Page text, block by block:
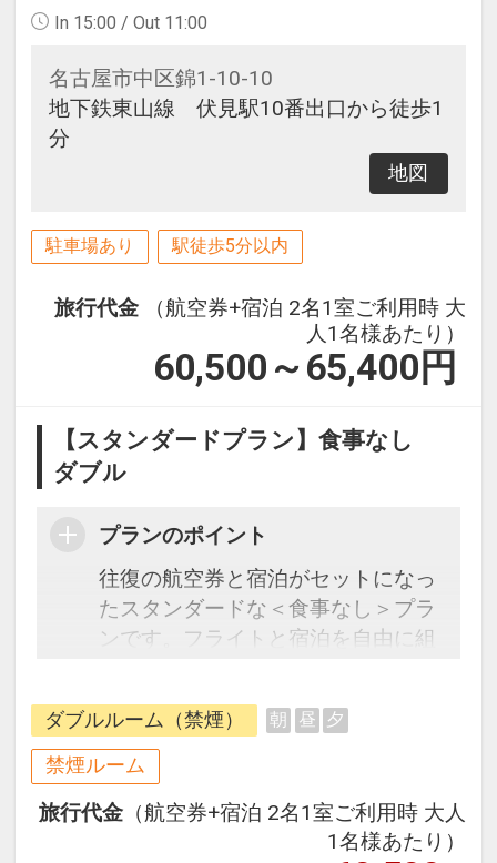
In 15:00 / Out 11:00
名古屋市中区錦1-10-10
地下鉄東山線 伏見駅10番出口から徒歩1
分
地図
駐車場あり 駅徒歩5分以内
旅行代金
（航空券+宿泊 2名1室ご利用時 大
人1名様あたり）
60,500～65,400 円
【スタンダードプラン】食事なし
ダブル
プランのポイント
往復の航空券と宿泊がセットになっ
たスタンダードな＜食事なし＞プラ
ンです。フライトと宿泊を自由に組
ージだから、一都市滞在はもちろん
周遊旅行にも最適！
旅行期間中の1泊だけの宿泊や延
泊・飛び泊なども自由自在です。
フライトは、安心のJAL（または
JALグループ）確約！フライトマイ
ダブルルーム（禁煙） 朝 昼 夕
禁煙ルーム
旅行代金 （航空券+宿泊 2名1室ご利用時 大人
1名様あたり）